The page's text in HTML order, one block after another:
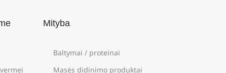
Mityba
Baltymai / proteinai
Masės didinimo produktai